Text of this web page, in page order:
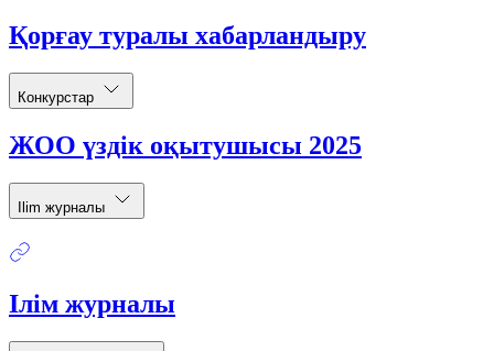
Қорғау туралы хабарландыру
Конкурстар
ЖОО үздік оқытушысы 2025
Ilim журналы
Ілім журналы